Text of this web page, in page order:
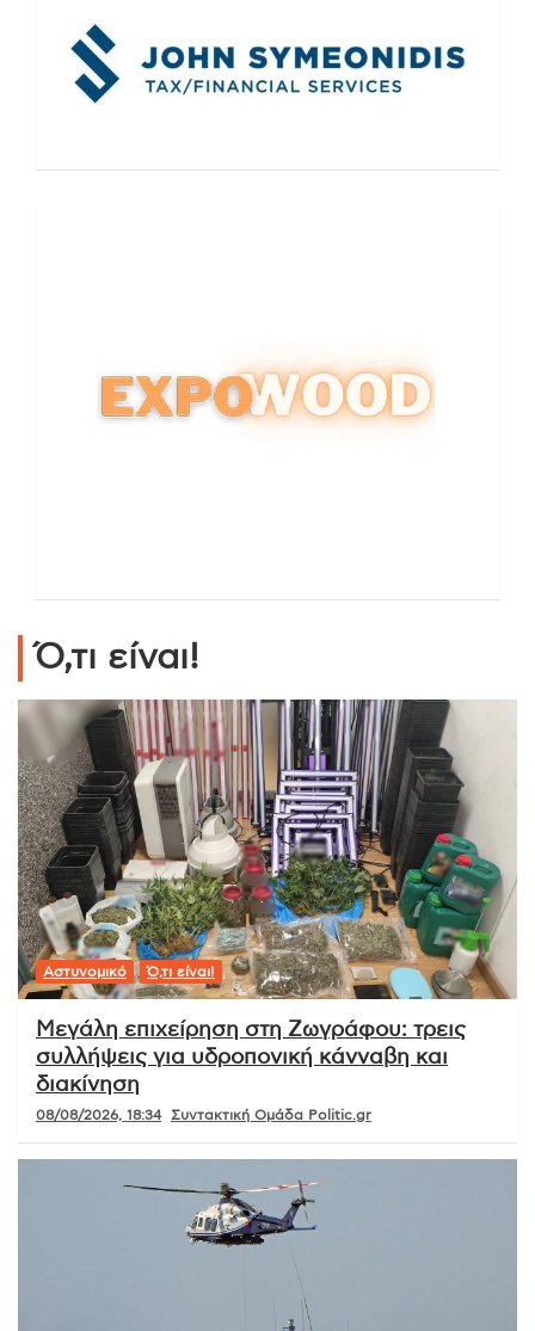
Ό,τι είναι!
Αστυνομικό Ό,τι είναι!
Μεγάλη επιχείρηση στη Ζωγράφου: τρεις
συλλήψεις για υδροπονική κάνναβη και
διακίνηση
08/08/2026, 18:34 Συντακτική Ομάδα Politic.gr